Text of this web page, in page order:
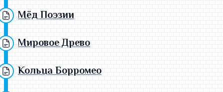
Мёд Поэзии
Мировое Древо
Кольца Борромео